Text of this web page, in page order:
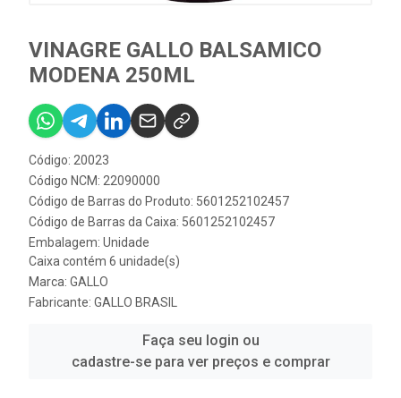
VINAGRE GALLO BALSAMICO
MODENA 250ML
Código: 20023
Código NCM: 22090000
Código de Barras do Produto: 5601252102457
Código de Barras da Caixa: 5601252102457
Embalagem: Unidade
Caixa contém 6 unidade(s)
Marca: GALLO
Fabricante: GALLO BRASIL
Faça seu login ou
cadastre-se para ver preços e comprar